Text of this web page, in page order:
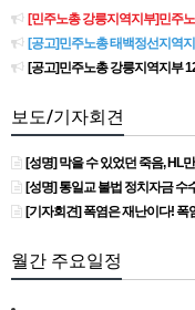
[민주노총 강릉지역지부]민주
[공고]민주노총 태백정선지역
[공고]민주노총 강릉지역지부
보도/기자회견
[성명] 막을 수 있었던 죽음, HL
[성명] 통일교 불법 정치자금 수
[기자회견] 폭염은 재난이다! 폭
월간 주요일정